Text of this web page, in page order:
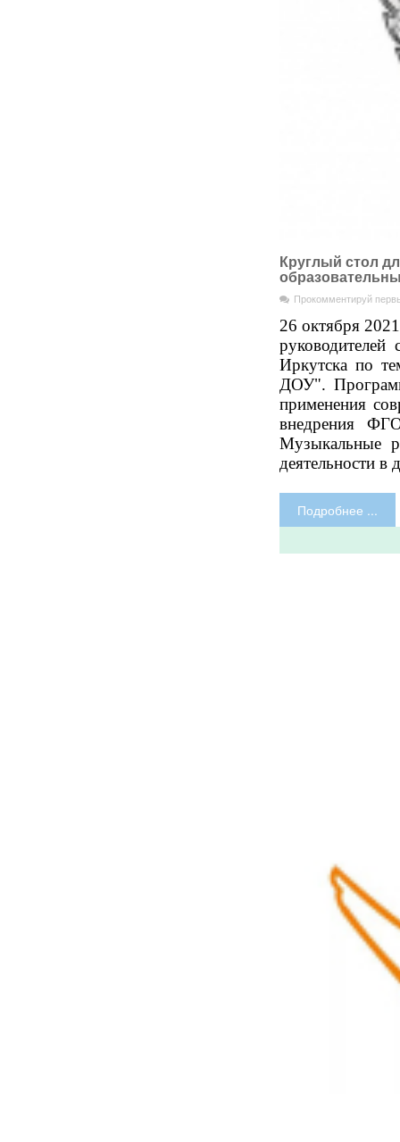
Круглый стол
Прокомментируй
26 октября
Иркутска по
ДОУ".
применения
внедрения
Музыкальные
деятельности
Подробнее ...